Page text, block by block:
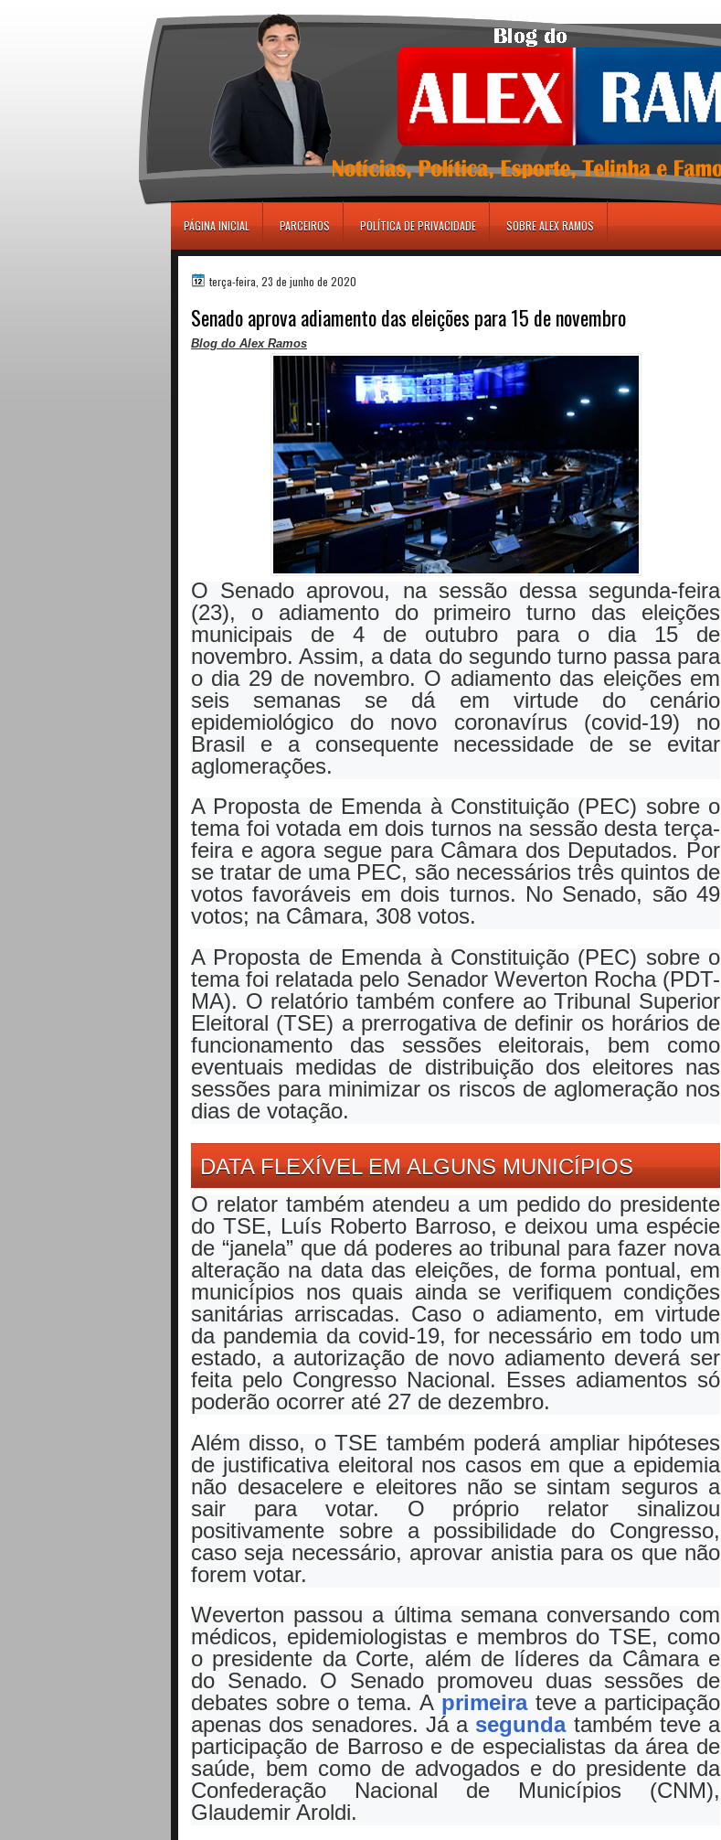
PÁGINA INICIAL PARCEIROS POLÍTICA DE PRIVACIDADE SOBRE ALEX RAMOS
terça-feira, 23 de junho de 2020
Senado aprova adiamento das eleições para 15 de novembro
Blog do Alex Ramos
O Senado aprovou, na sessão dessa segunda-feira
(23), o adiamento do primeiro turno das eleições
municipais de 4 de outubro para o dia 15 de
novembro. Assim, a data do segundo turno passa para
o dia 29 de novembro. O adiamento das eleições em
seis semanas se dá em virtude do cenário
epidemiológico do novo coronavírus (covid-19) no
Brasil e a consequente necessidade de se evitar
aglomerações.
A Proposta de Emenda à Constituição (PEC) sobre o
tema foi votada em dois turnos na sessão desta terça-
feira e agora segue para Câmara dos Deputados. Por
se tratar de uma PEC, são necessários três quintos de
votos favoráveis em dois turnos. No Senado, são 49
votos; na Câmara, 308 votos.
A Proposta de Emenda à Constituição (PEC) sobre o
tema foi relatada pelo Senador Weverton Rocha (PDT-
MA). O relatório também confere ao Tribunal Superior
Eleitoral (TSE) a prerrogativa de definir os horários de
funcionamento das sessões eleitorais, bem como
eventuais medidas de distribuição dos eleitores nas
sessões para minimizar os riscos de aglomeração nos
dias de votação.
DATA FLEXÍVEL EM ALGUNS MUNICÍPIOS
O relator também atendeu a um pedido do presidente
do TSE, Luís Roberto Barroso, e deixou uma espécie
de “janela” que dá poderes ao tribunal para fazer nova
alteração na data das eleições, de forma pontual, em
municípios nos quais ainda se verifiquem condições
sanitárias arriscadas. Caso o adiamento, em virtude
da pandemia da covid-19, for necessário em todo um
estado, a autorização de novo adiamento deverá ser
feita pelo Congresso Nacional. Esses adiamentos só
poderão ocorrer até 27 de dezembro.
Além disso, o TSE também poderá ampliar hipóteses
de justificativa eleitoral nos casos em que a epidemia
não desacelere e eleitores não se sintam seguros a
sair para votar. O próprio relator sinalizou
positivamente sobre a possibilidade do Congresso,
caso seja necessário, aprovar anistia para os que não
forem votar.
Weverton passou a última semana conversando com
médicos, epidemiologistas e membros do TSE, como
o presidente da Corte, além de líderes da Câmara e
do Senado. O Senado promoveu duas sessões de
debates sobre o tema. A primeirateve a participação
apenas dos senadores. Já a segundatambém teve a
participação de Barroso e de especialistas da área de
saúde, bem como de advogados e do presidente da
Confederação Nacional de Municípios (CNM),
Glaudemir Aroldi.